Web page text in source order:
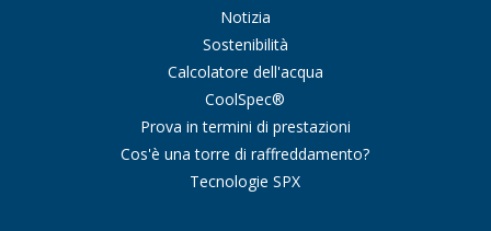
Notizia
Sostenibilità
Calcolatore dell'acqua
CoolSpec®
Prova in termini di prestazioni
Cos'è una torre di raffreddamento?
Tecnologie SPX